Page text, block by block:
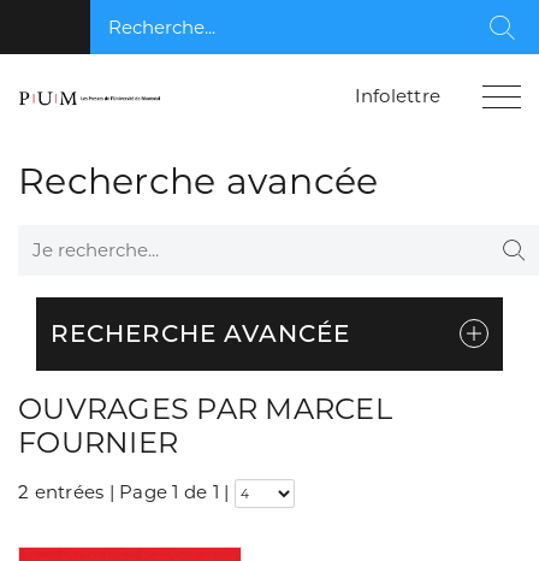
Recherche...
Infolettre
Recherche avancée
Je recherche...
RECHERCHE AVANCÉE
OUVRAGES PAR MARCEL
FOURNIER
2 entrées | Page 1 de 1 |